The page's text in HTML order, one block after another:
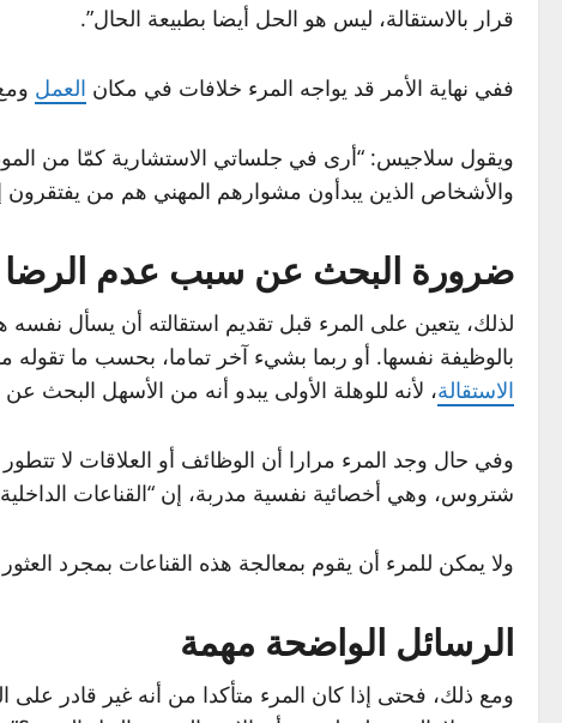
قرار بالاستقالة، ليس هو الحل أيضا بطبيعة الحال”.
ففي نهاية الأمر قد يواجه المرء خلافات في مكان العمل
ويقول سلاجيس: “أرى في جلساتي الاستشارية كمّا من
والأشخاص الذين يبدأون مشوارهم المهني هم من يفتقرون
ضرورة البحث عن سبب عدم الرضا
لذلك، يتعين على المرء قبل تقديم استقالته أن يسأل
بالوظيفة نفسها. أو ربما بشيء آخر تماما، بحسب ما
الاستقالة، لأنه للوهلة الأولى يبدو أنه من الأسهل البحث
وفي حال وجد المرء مرارا أن الوظائف أو العلاقات لا
شتروس، وهي أخصائية نفسية مدربة، إن “القناعات
ولا يمكن للمرء أن يقوم بمعالجة هذه القناعات بمجرد
الرسائل الواضحة مهمة
ومع ذلك، فحتى إذا كان المرء متأكدا من أنه غير قادر